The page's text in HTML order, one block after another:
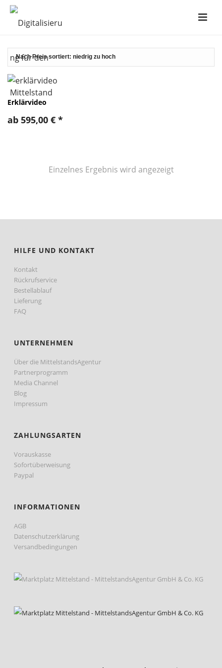
Erklärvideo
ab 595,00 € *
Einzelnes Ergebnis wird angezeigt
HILFE UND KONTAKT
Kontakt
Rückrufservice
Bestellablauf
Lieferung
FAQ
UNTERNEHMEN
Über die MittelstandsAgentur
Partnerprogramm
Media Channel
Blog
Impressum
ZAHLUNGSARTEN
Vorauskasse
Sofortüberweisung
Paypal
INFORMATIONEN
AGB
Datenschutzerklärung
Versandbedingungen